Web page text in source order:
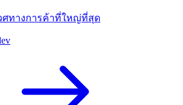
ศทางการค้าที่ใหญ่ที่สุด